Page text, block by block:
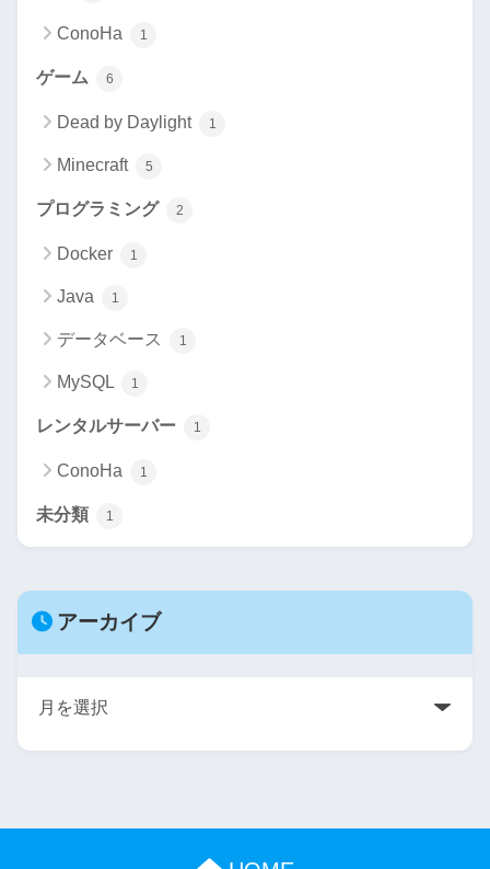
ConoHa 1
ゲーム 6
Dead by Daylight 1
Minecraft 5
プログラミング 2
Docker 1
Java 1
データベース 1
MySQL 1
レンタルサーバー 1
ConoHa 1
未分類 1
アーカイブ
ア